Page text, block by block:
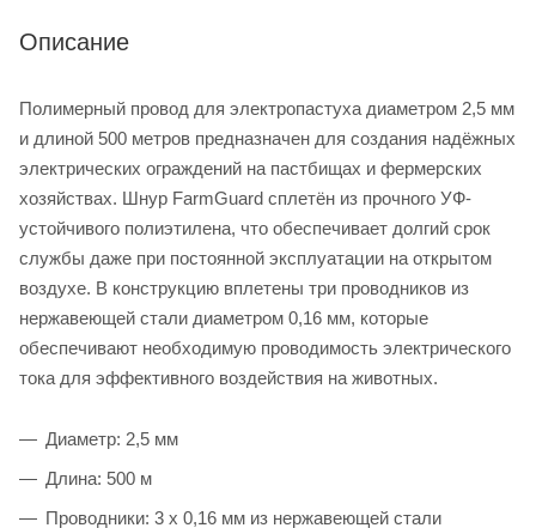
Описание
Полимерный провод для электропастуха диаметром 2,5 мм
и длиной 500 метров предназначен для создания надёжных
электрических ограждений на пастбищах и фермерских
хозяйствах. Шнур FarmGuard сплетён из прочного УФ-
устойчивого полиэтилена, что обеспечивает долгий срок
службы даже при постоянной эксплуатации на открытом
воздухе. В конструкцию вплетены три проводников из
нержавеющей стали диаметром 0,16 мм, которые
обеспечивают необходимую проводимость электрического
тока для эффективного воздействия на животных.
Диаметр: 2,5 мм
Длина: 500 м
Проводники: 3 х 0,16 мм из нержавеющей стали